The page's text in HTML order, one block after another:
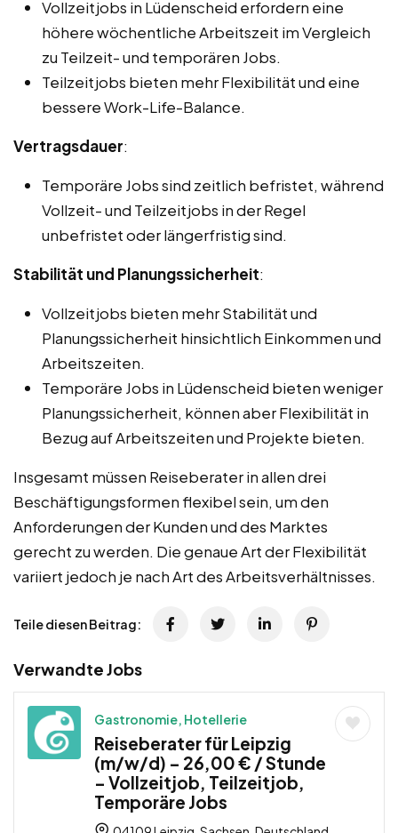
Vollzeitjobs in Lüdenscheid erfordern eine
höhere wöchentliche Arbeitszeit im Vergleich
zu Teilzeit- und temporären Jobs.
Teilzeitjobs bieten mehr Flexibilität und eine
bessere Work-Life-Balance.
Vertragsdauer:
Temporäre Jobs sind zeitlich befristet, während
Vollzeit- und Teilzeitjobs in der Regel
unbefristet oder längerfristig sind.
Stabilität und Planungssicherheit:
Vollzeitjobs bieten mehr Stabilität und
Planungssicherheit hinsichtlich Einkommen und
Arbeitszeiten.
Temporäre Jobs in Lüdenscheid bieten weniger
Planungssicherheit, können aber Flexibilität in
Bezug auf Arbeitszeiten und Projekte bieten.
Insgesamt müssen Reiseberater in allen drei
Beschäftigungsformen flexibel sein, um den
Anforderungen der Kunden und des Marktes
gerecht zu werden. Die genaue Art der Flexibilität
variiert jedoch je nach Art des Arbeitsverhältnisses.
Teile diesen Beitrag:
Verwandte Jobs
Gastronomie, Hotellerie
Reiseberater für Leipzig
(m/w/d) – 26,00 € / Stunde
– Vollzeitjob, Teilzeitjob,
Temporäre Jobs